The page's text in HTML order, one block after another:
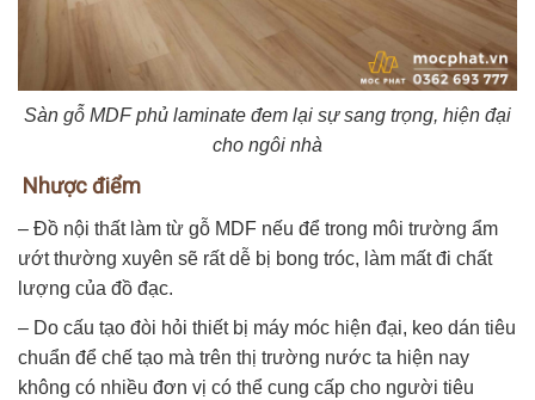
Sàn gỗ MDF phủ laminate đem lại sự sang trọng, hiện đại
cho ngôi nhà
Nhược điểm
– Đồ nội thất làm từ gỗ MDF nếu để trong môi trường ẩm
ướt thường xuyên sẽ rất dễ bị bong tróc, làm mất đi chất
lượng của đồ đạc.
– Do cấu tạo đòi hỏi thiết bị máy móc hiện đại, keo dán tiêu
chuẩn để chế tạo mà trên thị trường nước ta hiện nay
không có nhiều đơn vị có thể cung cấp cho người tiêu